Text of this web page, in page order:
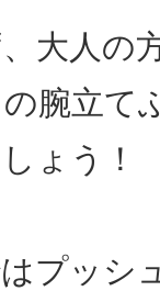
大人の
腕立て
ょう！
プッシ